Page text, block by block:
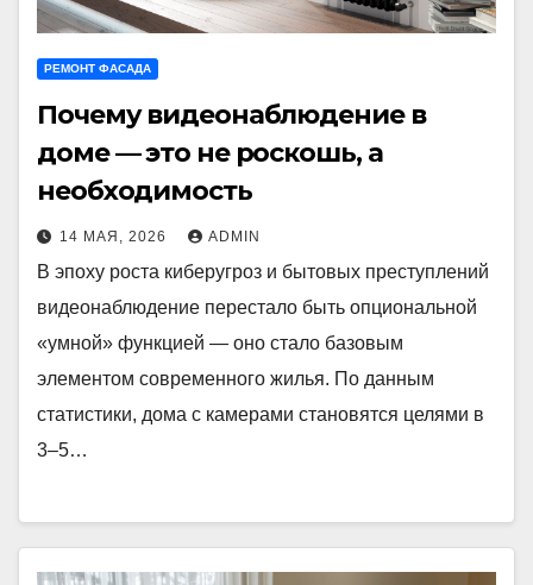
РЕМОНТ ФАСАДА
Почему видеонаблюдение в
доме — это не роскошь, а
необходимость
14 МАЯ, 2026 ADMIN
В эпоху роста киберугроз и бытовых преступлений
видеонаблюдение перестало быть опциональной
«умной» функцией — оно стало базовым
элементом современного жилья. По данным
статистики, дома с камерами становятся целями в
3–5…